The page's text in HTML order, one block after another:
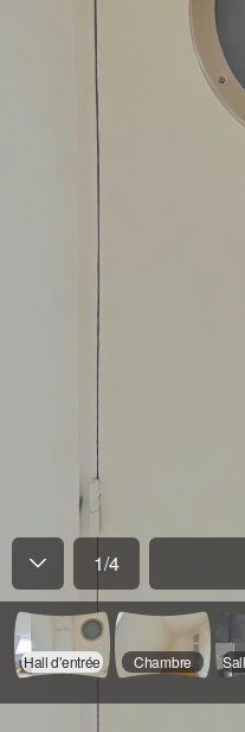
1/4
Hall d'entrée Chambre